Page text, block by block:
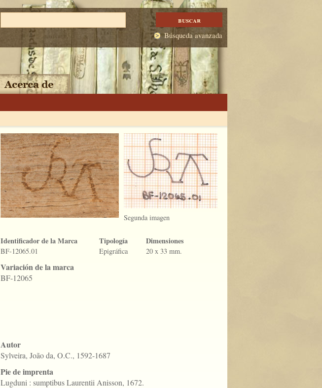
Búsqueda avanzada
Segunda imagen
Identificador de la Marca
BF-12065.01
Tipología
Epigráfica
Dimensiones
20 x 33 mm.
Variación de la marca
BF-12065
Autor
Sylveira, João da, O.C., 1592-1687
Pie de imprenta
Lugduni : sumptibus Laurentii Anisson, 1672.